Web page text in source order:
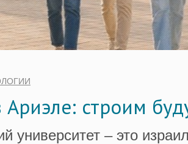
Ариэле: строим
университет – это